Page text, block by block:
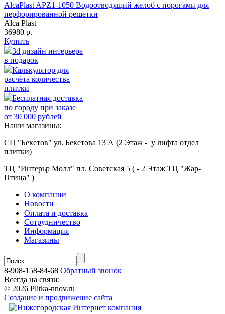
AlcaPlast APZ1-1050 Водоотводящий желоб с порогами для
перфорированной решетки
Alca Plast
36980 р.
Купить
3d дизайн интерьера
в подарок
Калькулятор для
расчёта количества
плитки
Бесплатная доставка
по городу при заказе
от 30 000 рублей
Наши магазины:
СЦ "Бекетов" ул. Бекетова 13 А (2 Этаж - у лифта отдел
плитки)
ТЦ "Интерьр Молл" пл. Советская 5 ( - 2 Этаж ТЦ "Жар-
Птица" )
О компании
Новости
Оплата и доставка
Сотрудничество
Информация
Магазины
8-908-158-84-68 Обратный звонок
Всегда на связи:
© 2026 Plitka-nnov.ru
Создание и продвижение сайта